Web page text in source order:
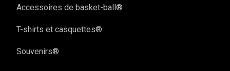
Accessoires de basket-ball®
T-shirts et casquettes®
Souvenirs®